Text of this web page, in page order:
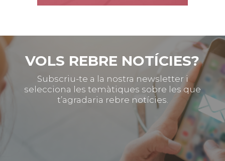
VOLS REBRE NOTÍCIES?
Subscriu-te a la nostra newsletter i
selecciona les temàtiques sobre les que
t’agradaria rebre notícies.